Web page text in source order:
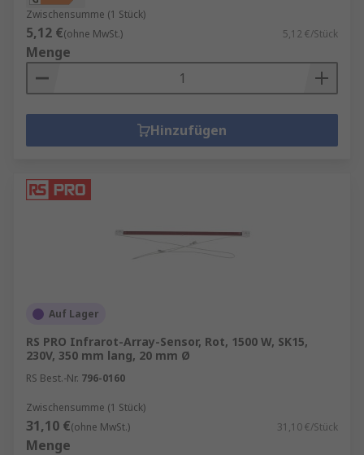
Zwischensumme (1 Stück)
5,12 €(ohne MwSt.) 5,12 €/Stück
Menge
Hinzufügen
Auf Lager
RS PRO Infrarot-Array-Sensor, Rot, 1500 W, SK15,
230V, 350 mm lang, 20 mm Ø
RS Best.-Nr. 796-0160
Zwischensumme (1 Stück)
31,10 €(ohne MwSt.) 31,10 €/Stück
Menge